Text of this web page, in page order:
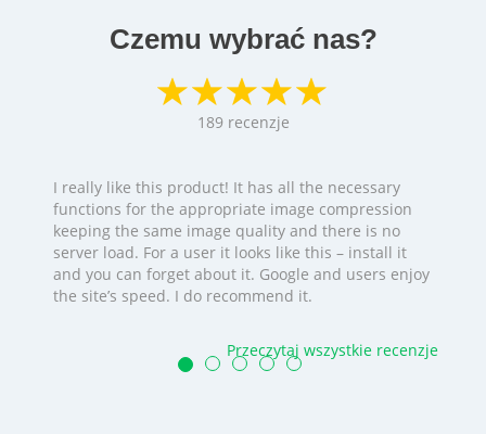
Czemu wybrać nas?
189 recenzje
I really like this product! It has all the necessary
functions for the appropriate image compression
keeping the same image quality and there is no
server load. For a user it looks like this – install it
and you can forget about it. Google and users enjoy
the site’s speed. I do recommend it.
Przeczytaj wszystkie recenzje